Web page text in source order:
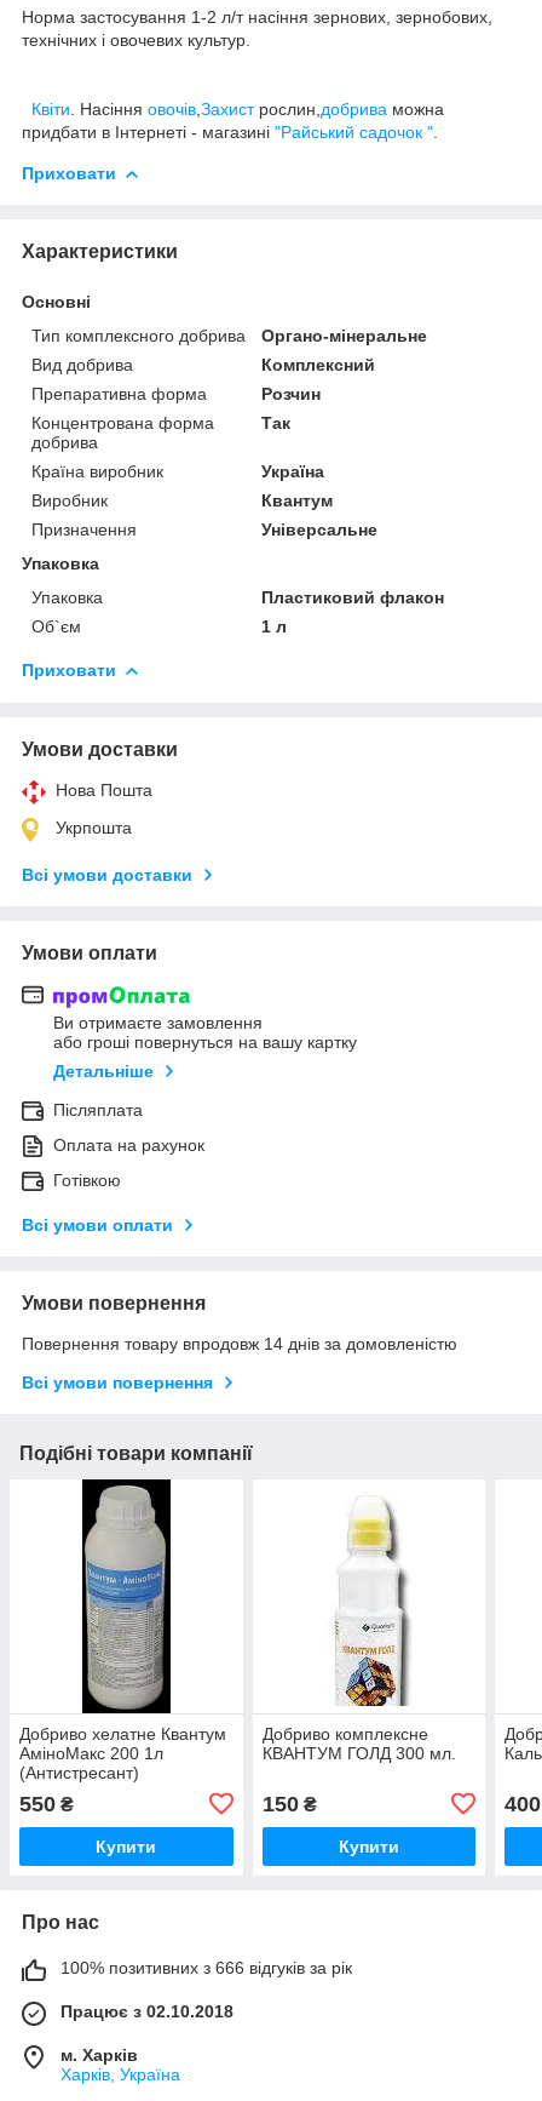
Норма застосування 1-2 л/т насіння зернових, зернобових,
технічних і овочевих культур.
Квiти . Насiння овочiв Захистрослин, добрива можна
придбати в Інтернеті - магазині "Райський садочок "
Приховати
Характеристики
Основні
Тип комплексного добрива
Органо-мінеральне
Вид добрива
Комплексний
Препаративна форма
Розчин
Концентрована форма
добрива
Так
Країна виробник
Україна
Виробник
Квантум
Призначення
Універсальне
Упаковка
Упаковка
Пластиковий флакон
Об`єм
1 л
Приховати
Умови доставки
Нова Пошта
Укрпошта
Всі умови доставки
Умови оплати
Ви отримаєте замовлення
або гроші повернуться на вашу картку
Детальніше
Післяплата
Оплата на рахунок
Готівкою
Всі умови оплати
Умови повернення
Повернення товару впродовж 14 днів за домовленістю
Всі умови повернення
Подібні товари компанії
Добриво хелатне Квантум
АміноМакс 200 1л
(Антистресант)
550 ₴
Купити
Добриво комплексне
КВАНТУМ ГОЛД 300 мл.
150₴
Купити
400
Про нас
100% позитивних з 666 відгуків за рік
Працює з 02.10.2018
м. Харків
Харків, Україна